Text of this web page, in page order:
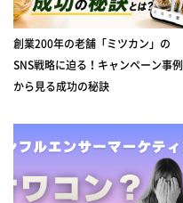
創業200年の老舗「ミツカン」の
SNS戦略に迫る！キャンペーン事例
から見る成功の秘訣